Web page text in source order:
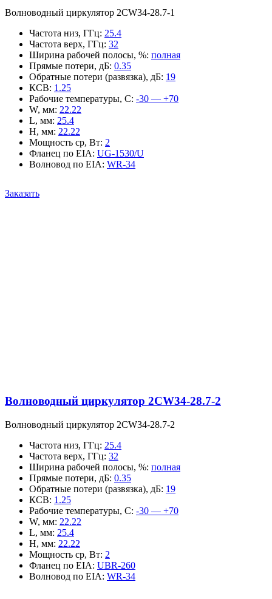
Волноводный циркулятор 2CW34-28.7-1
Частота низ, ГГц: 25.4
Частота верх, ГГц: 32
Ширина рабочей полосы, %: полная
Прямые потери, дБ: 0.35
Обратные потери (развязка), дБ: 19
КСВ: 1.25
Рабочие температуры, С: -30 — +70
W, мм: 22.22
L, мм: 25.4
H, мм: 22.22
Мощность ср, Вт: 2
Фланец по EIA: UG-1530/U
Волновод по EIA: WR-34
Заказать
Волноводный циркулятор 2CW34-28.7-2
Волноводный циркулятор 2CW34-28.7-2
Частота низ, ГГц: 25.4
Частота верх, ГГц: 32
Ширина рабочей полосы, %: полная
Прямые потери, дБ: 0.35
Обратные потери (развязка), дБ: 19
КСВ: 1.25
Рабочие температуры, С: -30 — +70
W, мм: 22.22
L, мм: 25.4
H, мм: 22.22
Мощность ср, Вт: 2
Фланец по EIA: UBR-260
Волновод по EIA: WR-34